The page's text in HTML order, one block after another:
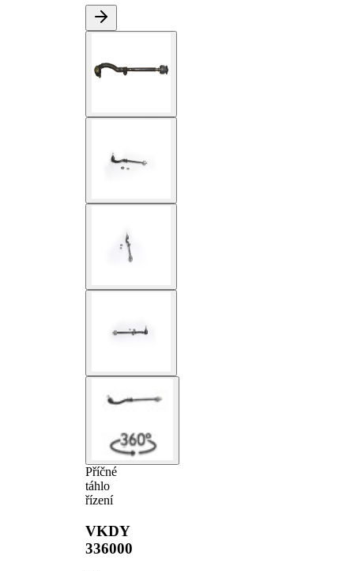
Příčné
táhlo
řízení
VKDY
336000